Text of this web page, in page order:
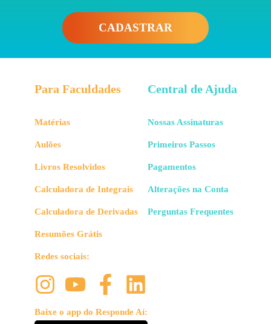
CADASTRAR
Para Faculdades
Matérias
Aulões
Livros Resolvidos
Calculadora de Integrais
Calculadora de Derivadas
Resumões Grátis
Redes sociais:
Baixe o app do Responde Aí:
Central de Ajuda
Nossas Assinaturas
Primeiros Passos
Pagamentos
Alterações na Conta
Perguntas Frequentes